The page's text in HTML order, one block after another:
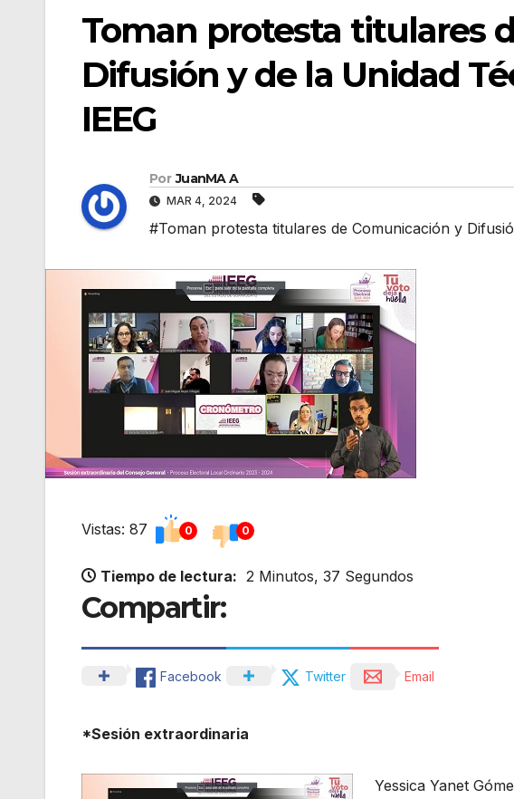
Toman protesta titulares
Difusión y de la Unidad
IEEG
Por JuanMA A
MAR 4, 2024
#Toman protesta titulares de Comunicación y
Vistas: 87 0 0
Tiempo de lectura: 2 Minutos, 37 Segundos
Compartir:
Facebook Twitter Email
*Sesión extraordinaria
Yessica Yanet